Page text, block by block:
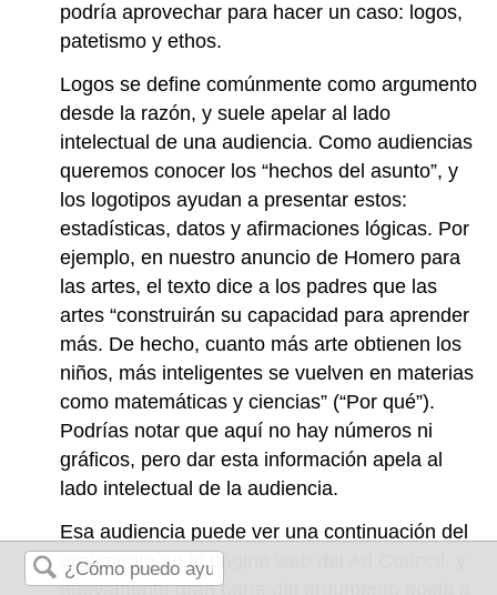
podría aprovechar para hacer un caso: logos,
patetismo y ethos.
Logos se define comúnmente como argumento
desde la razón, y suele apelar al lado
intelectual de una audiencia. Como audiencias
queremos conocer los “hechos del asunto”, y
los logotipos ayudan a presentar estos:
estadísticas, datos y afirmaciones lógicas. Por
ejemplo, en nuestro anuncio de Homero para
las artes, el texto dice a los padres que las
artes “construirán su capacidad para aprender
más. De hecho, cuanto más arte obtienen los
niños, más inteligentes se vuelven en materias
como matemáticas y ciencias” (“Por qué”).
Podrías notar que aquí no hay números ni
gráficos, pero dar esta información apela al
lado intelectual de la audiencia.
Esa audiencia puede ver una continuación del
argumento en la página web del Ad Council, y
nuevamente gran parte del argumento apela a